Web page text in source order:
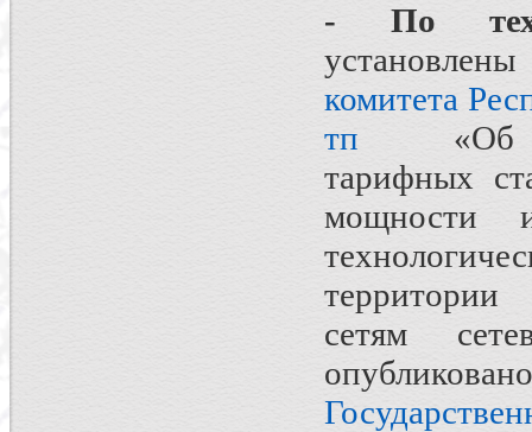
- По
комитета
тп «Об
тарифных
мощности
территории
сетям